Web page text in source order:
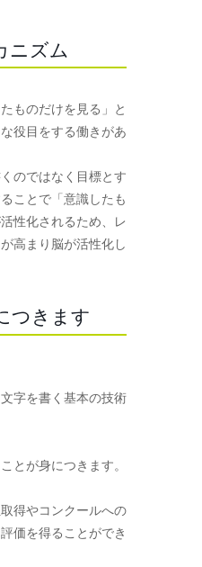
ニズム
ものだけを見る」と
役目をする働きがあ
のではなく目標とす
ことで「意識したも
性化されるため、レ
高まり脳が活性化し
つきます
字を書く基本の技術
とが身につきます。
得やコンクールへの
価を得ることができ